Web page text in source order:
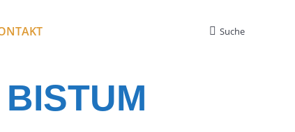
Search:
Suche